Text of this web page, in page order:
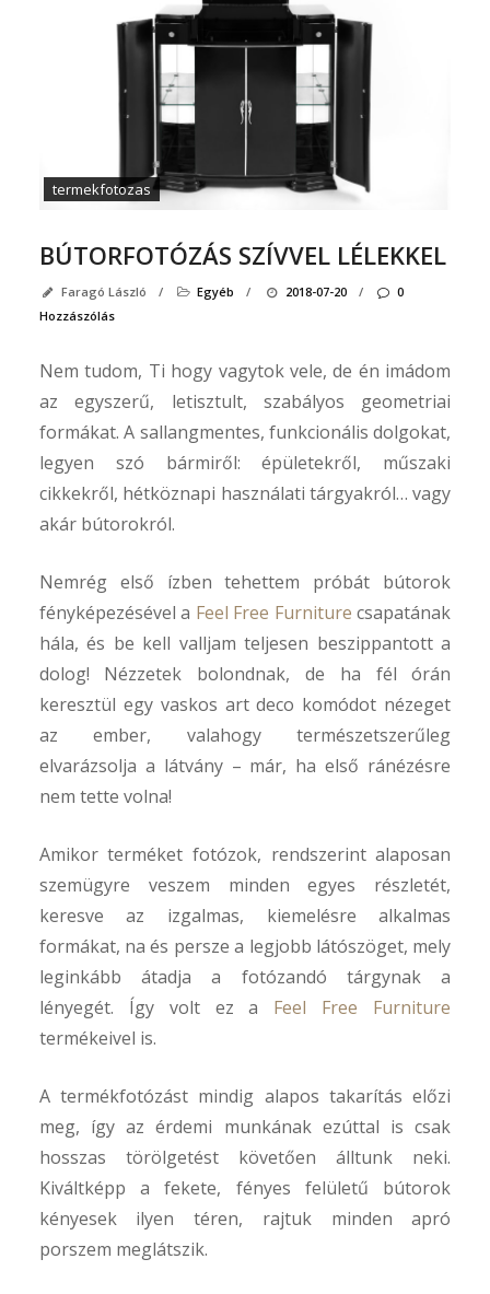
termekfotozas
BÚTORFOTÓZÁS SZÍVVEL LÉLEKKEL
Faragó László / Egyéb / 2018-07-20 /
0
Hozzászólás
Nem tudom, Ti hogy vagytok vele, de én imádom
az egyszerű, letisztult, szabályos geometriai
formákat. A sallangmentes, funkcionális dolgokat,
legyen szó bármiről: épületekről, műszaki
cikkekről, hétköznapi használati tárgyakról… vagy
akár bútorokról.
Nemrég első ízben tehettem próbát bútorok
fényképezésével a Feel Free Furniture csapatának
hála, és be kell valljam teljesen beszippantott a
dolog! Nézzetek bolondnak, de ha fél órán
keresztül egy vaskos art deco komódot nézeget
az ember, valahogy természetszerűleg
elvarázsolja a látvány – már, ha első ránézésre
nem tette volna!
Amikor terméket fotózok, rendszerint alaposan
szemügyre veszem minden egyes részletét,
keresve az izgalmas, kiemelésre alkalmas
formákat, na és persze a legjobb látószöget, mely
leginkább átadja a fotózandó tárgynak a
lényegét. Így volt ez a Feel Free Furniture
termékeivel is.
A termékfotózást mindig alapos takarítás előzi
meg, így az érdemi munkának ezúttal is csak
hosszas törölgetést követően álltunk neki.
Kiváltképp a fekete, fényes felületű bútorok
kényesek ilyen téren, rajtuk minden apró
porszem meglátszik.